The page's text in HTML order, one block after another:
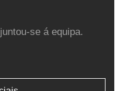
se á equipa.